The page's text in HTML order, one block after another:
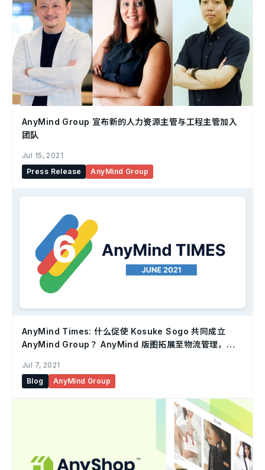
AnyMind Group 宣布新的人力资源主管与工程主管加入
团队
Jul 15, 2021
Press Release
AnyMind Group
AnyMind Times: 什么促使 Kosuke Sogo 共同成立
AnyMind Group？ AnyMind 版图拓展至物流管理，以
Jul 7, 2021
Blog
AnyMind Group